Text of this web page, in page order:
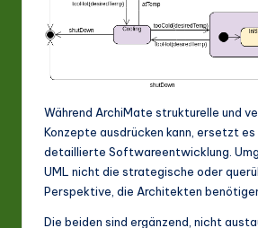
Während ArchiMate strukturelle und
Konzepte ausdrücken kann, ersetzt
detaillierte Softwareentwicklung.
UML nicht die strategische oder
Perspektive, die Architekten
Die beiden sind ergänzend, nicht